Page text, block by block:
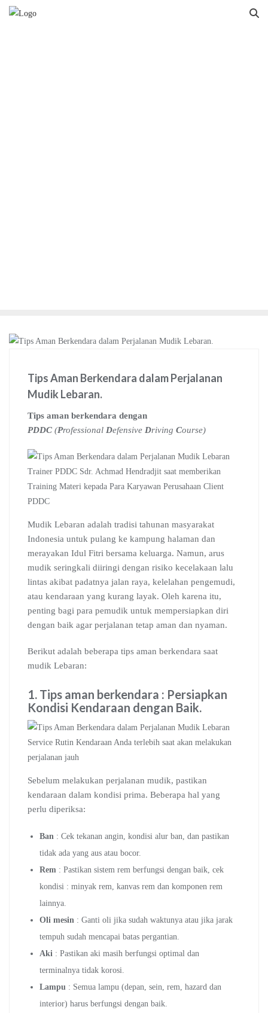
Tips Aman Berkendara dalam Perjalanan
Mudik Lebaran.
Tips aman berkendara dengan
PDDC (Professional Defensive Driving Course)
Trainer PDDC Sdr. Achmad Hendradjit saat memberikan
Training Materi kepada Para Karyawan Perusahaan Client
PDDC
Mudik Lebaran adalah tradisi tahunan masyarakat
Indonesia untuk pulang ke kampung halaman dan
merayakan Idul Fitri bersama keluarga. Namun, arus
mudik seringkali diiringi dengan risiko kecelakaan lalu
lintas akibat padatnya jalan raya, kelelahan pengemudi,
atau kendaraan yang kurang layak. Oleh karena itu,
penting bagi para pemudik untuk mempersiapkan diri
dengan baik agar perjalanan tetap aman dan nyaman.
Berikut adalah beberapa tips aman berkendara saat
mudik Lebaran:
1. Tips aman berkendara : Persiapkan
Kondisi Kendaraan dengan Baik.
Service Rutin Kendaraan Anda terlebih saat akan melakukan
perjalanan jauh
Sebelum melakukan perjalanan mudik, pastikan
kendaraan dalam kondisi prima. Beberapa hal yang
perlu diperiksa:
Ban : Cek tekanan angin, kondisi alur ban, dan pastikan
tidak ada yang aus atau bocor.
Rem : Pastikan sistem rem berfungsi dengan baik, cek
kondisi : minyak rem, kanvas rem dan komponen rem
lainnya.
Oli mesin : Ganti oli jika sudah waktunya atau jika jarak
tempuh sudah mencapai batas pergantian.
Aki : Pastikan aki masih berfungsi optimal dan
terminalnya tidak korosi.
Lampu : Semua lampu (depan, sein, rem, hazard dan
interior) harus berfungsi dengan baik.